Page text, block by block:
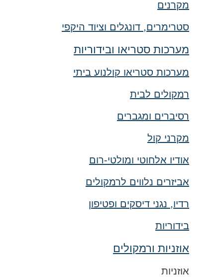
מקרנים
סטרימרים, דונגלים וציוד היקפי
מערכות סטריאו ובידוריות
מערכות סטריאו קולנוע ביתי
רמקולים לבית
רסיברים ומגברים
מקרני קול
אודיו אלחוטי ומולטי-רום
אביזרים נלווים לרמקולים
רדיו, נגני דיסקים ופטיפון
בידוריות
אוזניות ורמקולים
אוזניות